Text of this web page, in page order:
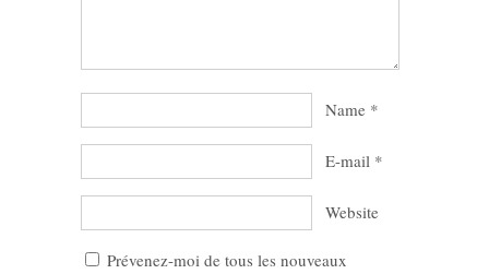
Name *
E-mail *
Website
Prévenez-moi de tous les nouveaux